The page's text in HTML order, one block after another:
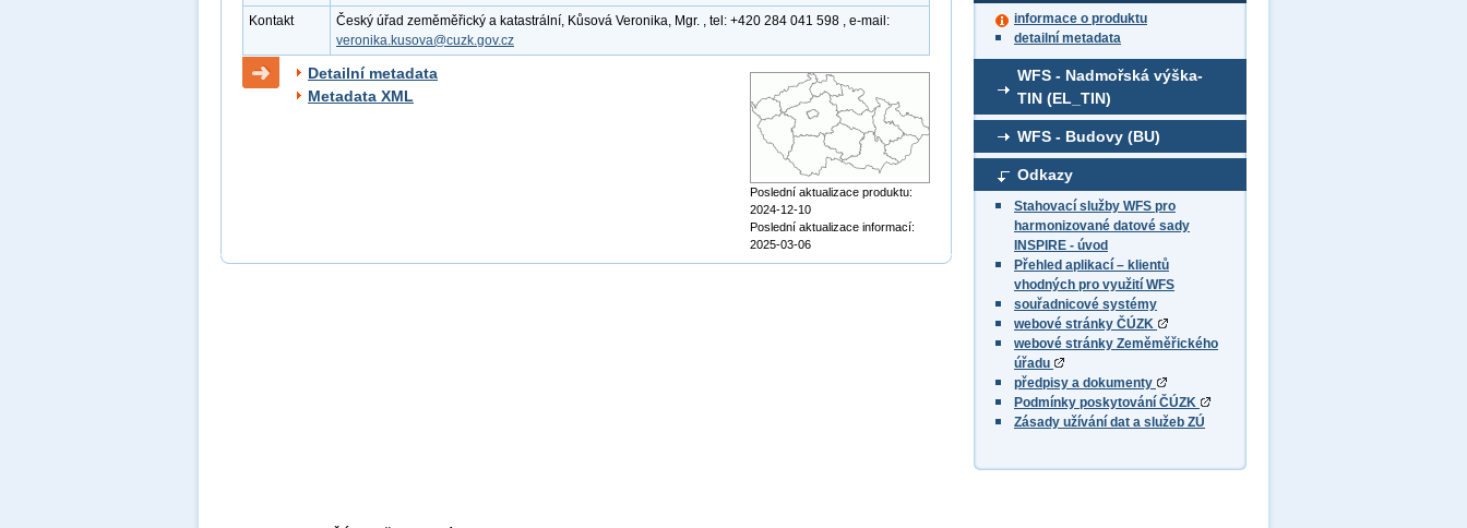
informace o produktu
detailní metadata
WFS - Nadmořská výška-
TIN (EL_TIN)
WFS - Budovy (BU)
Odkazy
Stahovací služby WFS pro
harmonizované datové sady
INSPIRE - úvod
Přehled aplikací – klientů
vhodných pro využití WFS
souřadnicové systémy
webové stránky ČÚZK
webové stránky Zeměměřického
úřadu
předpisy a dokumenty
Podmínky poskytování ČÚZK
Zásady užívání dat a služeb ZÚ
Kontakt
Český úřad zeměměřický a katastrální, Kůsová Veronika, Mgr. , tel: +420 284 041 598 , e-mail:
veronika.kusova@cuzk.gov.cz
Detailní metadata
Metadata XML
Poslední aktualizace produktu:
2024-12-10
Poslední aktualizace informací:
2025-03-06